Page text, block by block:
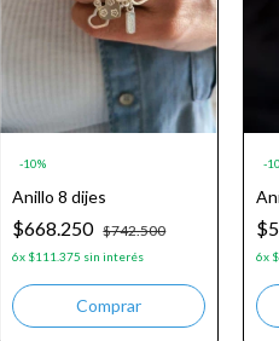
-10%
Anillo 8 dijes
$668.250 $742.500
6x $111.375 sin interés
-
6x